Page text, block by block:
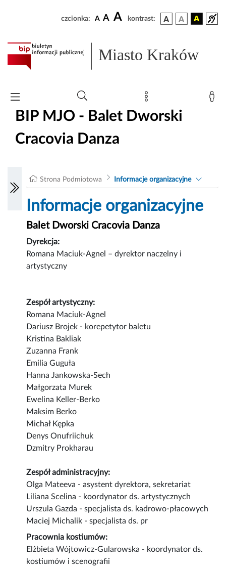
czcionka: A A A kontrast:
Miasto Kraków
BIP MJO - Balet Dworski
Cracovia Danza
Strona Podmiotowa Informacje organizacyjne
Informacje organizacyjne
Balet Dworski Cracovia Danza
Dyrekcja:
Romana Maciuk-Agnel – dyrektor naczelny i
artystyczny
Zespół artystyczny:
Romana Maciuk-Agnel
Dariusz Brojek - korepetytor baletu
Kristina Bakliak
Zuzanna Frank
Emilia Guguła
Hanna Jankowska-Sech
Małgorzata Murek
Ewelina Keller-Berko
Maksim Berko
Michał Kępka
Denys Onufriichuk
Dzmitry Prokharau
Zespół administracyjny:
Olga Mateeva - asystent dyrektora, sekretariat
Liliana Scelina - koordynator ds. artystycznych
Urszula Gazda - specjalista ds. kadrowo-płacowych
Maciej Michalik - specjalista ds. pr
Pracownia kostiumów:
Elżbieta Wójtowicz-Gularowska - koordynator ds.
kostiumów i scenografii